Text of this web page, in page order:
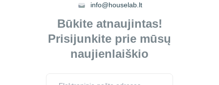
info@houselab.lt
Būkite atnaujintas!
Prisijunkite prie mūsų
naujienlaiškio